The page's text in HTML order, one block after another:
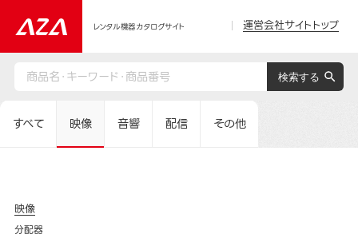
レンタル機器カタログサイト 運営会社サイトトップ
すべて 映像 音響 配信 その他
映像
分配器